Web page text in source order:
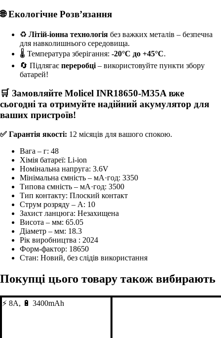
🌐 Екологічне Розв’язання
♻ Літій-іонна технологія без важких металів – безпечна
для навколишнього середовища.
🌡 Температура зберігання: -20°C до +45°C.
🔄 Підлягає переробці – використовуйте пункти збору
батарей!
🛒 Замовляйте Molicel INR18650-M35Aвже
сьогодні та отримуйте надійний акумулятор для
ваших пристроїв!
✅ Гарантія якості: 12 місяців для вашого спокою.
Вага – г: 48
Хімія батареї: Li-ion
Номінальна напруга: 3.6V
Мінімальна ємність – мА·год: 3350
Типова ємність – мА·год: 3500
Тип контакту: Плоский контакт
Струм розряду – А: 10
Захист ланцюга: Незахищена
Висота – мм: 65.05
Діаметр – мм: 18.3
Рік виробництва : 2024
Форм-фактор: 18650
Стан: Новий, без слідів використання
Покупці цього товару також вибирають
⚡ 8A, 🔋 3400mAh